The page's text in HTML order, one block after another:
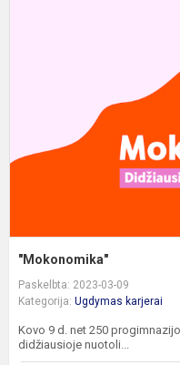
"Mokonomika"
Paskelbta: 2023-03-09
Kategorija: Ugdymas karjerai
Kovo 9 d. net 250
didžiausioje nuotoli...